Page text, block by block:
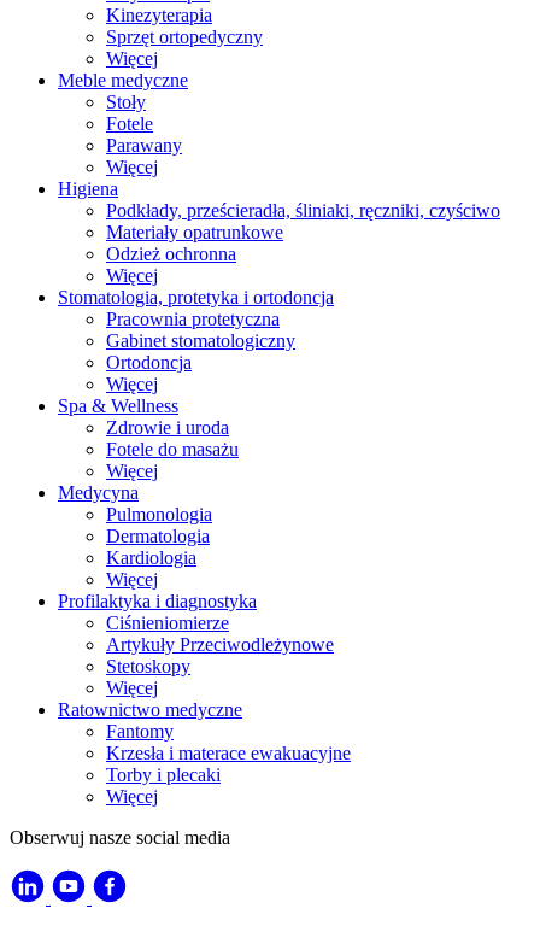
Kinezyterapia
Sprzęt ortopedyczny
Więcej
Meble medyczne
Stoły
Fotele
Parawany
Więcej
Higiena
Podkłady, prześcieradła, śliniaki, ręczniki, czyściwo
Materiały opatrunkowe
Odzież ochronna
Więcej
Stomatologia, protetyka i ortodoncja
Pracownia protetyczna
Gabinet stomatologiczny
Ortodoncja
Więcej
Spa & Wellness
Zdrowie i uroda
Fotele do masażu
Więcej
Medycyna
Pulmonologia
Dermatologia
Kardiologia
Więcej
Profilaktyka i diagnostyka
Ciśnieniomierze
Artykuły Przeciwodleżynowe
Stetoskopy
Więcej
Ratownictwo medyczne
Fantomy
Krzesła i materace ewakuacyjne
Torby i plecaki
Więcej
Obserwuj nasze social media